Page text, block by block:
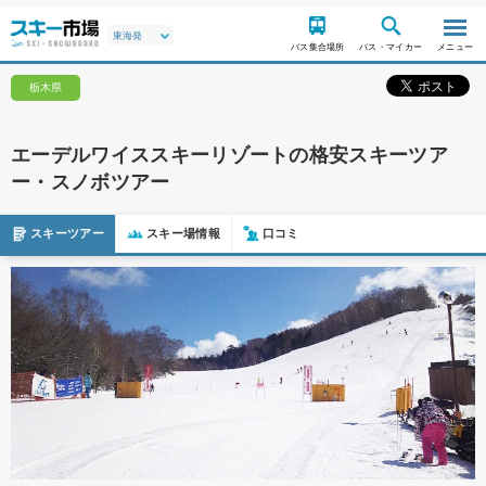
バス集合場所 バス・マイカー メニュー
栃木県
エーデルワイススキーリゾートの格安スキーツア
ー・スノボツアー
スキーツアー スキー場情報 口コミ